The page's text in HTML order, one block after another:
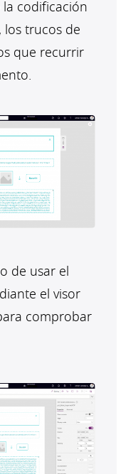
codificación
los trucos de
que recurrir
de usar el
el visor
comprobar